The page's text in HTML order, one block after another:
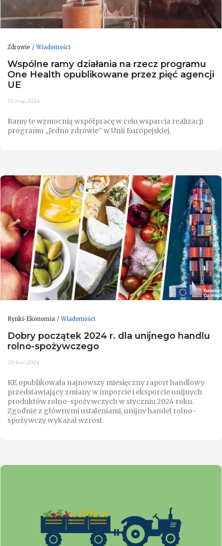
Zdrowie Wiadomości
Wspólne ramy działania na rzecz programu
One Health opublikowane przez pięć agencji
UE
10-maj-2024
Ramy te wzmocnią współpracę w celu wsparcia realizacji
programu „Jedno zdrowie” w Unii Europejskiej.
Rynki-Ekonomia Wiadomości
Dobry początek 2024 r. dla unijnego handlu
rolno-spożywczego
29-kwi-2024
KE opublikowała najnowszy miesięczny raport handlowy
przedstawiający zmiany w imporcie i eksporcie unijnych
produktów rolno-spożywczych w styczniu 2024 roku.
Zgodnie z głównymi ustaleniami, unijny handel rolno-
spożywczy wykazał wzrost.